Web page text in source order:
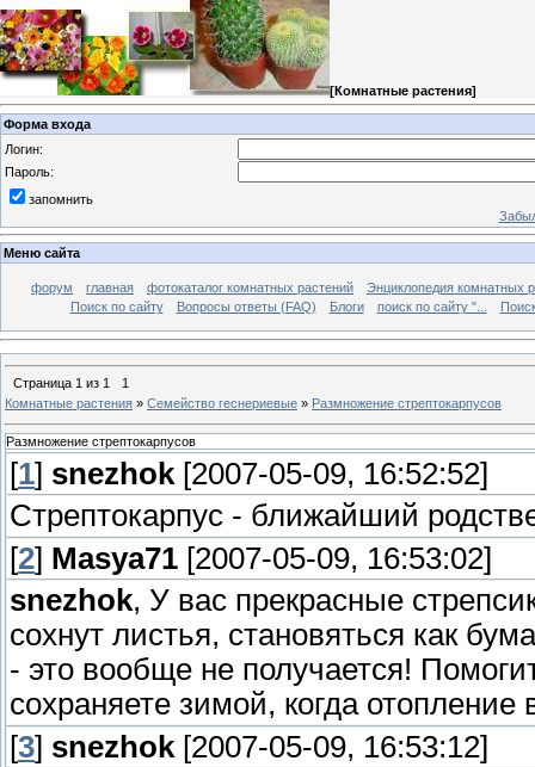
[Комнатные растения]
Форма входа
Логин:
Пароль:
запомнить
Меню сайта
форум главная фотокаталог комнатных растений
Энциклопедия комнатных
Поиск по сайту
Вопросы ответы (FAQ) Блоги поиск по сайту "...
Страница 1 из 1
1
Комнатные растения » Семейство геснериевые » Размножение стрептокарпусов
Размножение стрептокарпусов
[1] snezhok [2007-05-09, 16:52:52]
Стрептокарпус - ближайший
[2] Masya71 [2007-05-09, 16:53:02]
snezhok, У вас прекрасные
сохнут листья, становяться как
- это вообще не получается!
сохраняете зимой, когда
[3] snezhok [2007-05-09, 16:53:12]